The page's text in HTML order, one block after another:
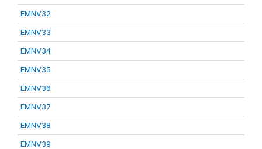
EMNV32
EMNV33
EMNV34
EMNV35
EMNV36
EMNV37
EMNV38
EMNV39